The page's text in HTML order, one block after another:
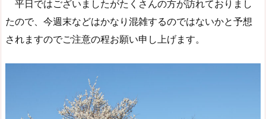
平日ではございましたがたくさんの方が訪れておりまし
たので、今週末などはかなり混雑するのではないかと予想
されますのでご注意の程お願い申し上げます。